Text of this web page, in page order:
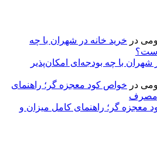
در خرید خانه در شهران با چه
است؟
شهران با چه بودجه‌ای امکان‌پذیر
در خواص کود معجزه گر؛ راهنمای
مصرف
معجزه گر؛ راهنمای کامل میزان و